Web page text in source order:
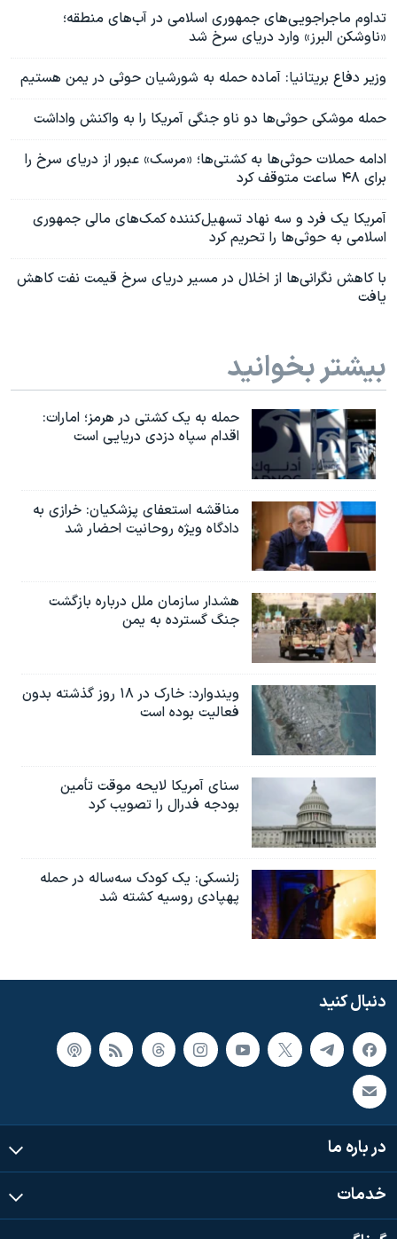
تداوم ماجراجویی‌های جمهوری اسلامی در آب‌های منطقه؛
«ناوشکن البرز» وارد دریای سرخ شد
وزیر دفاع بریتانیا: آماده حمله به شورشیان حوثی در یمن هستیم
حمله موشکی حوثی‌ها دو ناو جنگی آمریکا را به واکنش واداشت
ادامه حملات حوثی‌ها به کشتی‌ها؛ «مرسک» عبور از دریای سرخ را
برای ۴۸ ساعت متوقف کرد
آمریکا یک فرد و سه نهاد تسهیل‌کننده کمک‌های مالی جمهوری
اسلامی به حوثی‌ها را تحریم کرد
با کاهش نگرانی‌ها از اخلال در مسیر دریای سرخ قیمت نفت کاهش
یافت
بیشتر بخوانید
حمله به یک کشتی در هرمز؛ امارات:
اقدام سپاه دزدی دریایی است
مناقشه استعفای پزشکیان: خرازی به
دادگاه ویژه روحانیت احضار شد
هشدار سازمان ملل درباره بازگشت
جنگ گسترده به یمن
ویندوارد: خارک در ۱۸ روز گذشته بدون
فعالیت بوده است
سنای آمریکا لایحه موقت تأمین
بودجه فدرال را تصویب کرد
زلنسکی: یک کودک سه‌ساله در حمله
پهپادی روسیه کشته شد
دنبال کنید
در باره ما
خدمات